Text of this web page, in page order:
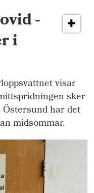
-
i
visar
sker
har det
midsommar.